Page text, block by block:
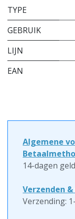
TYPE
GEBRUIK
LIJN
EAN
Algemene
14-dagen
Verzenden
Verzending: